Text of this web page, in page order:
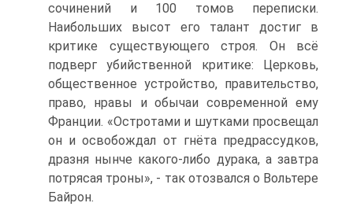
сочинений и 100 томов переписки.
Наибольших высот его талант достиг в
критике существующего строя. Он всё
подверг убийственной критике: Церковь,
общественное устройство, правитель­ство,
право, нравы и обычаи современной ему
Франции. «Остротами и шутками просвещал
он и освобождал от гнёта предрассудков,
дразня нынче какого-либо дурака, а завтра
потрясая троны», - так отозвался о Вольтере
Байрон.